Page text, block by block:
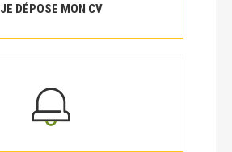
JE DÉPOSE MON CV